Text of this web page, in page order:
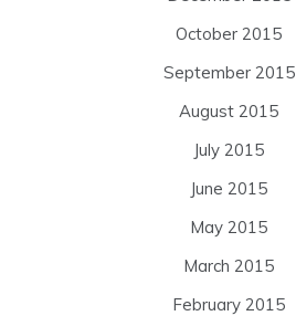
October 2015
September 2015
August 2015
July 2015
June 2015
May 2015
March 2015
February 2015